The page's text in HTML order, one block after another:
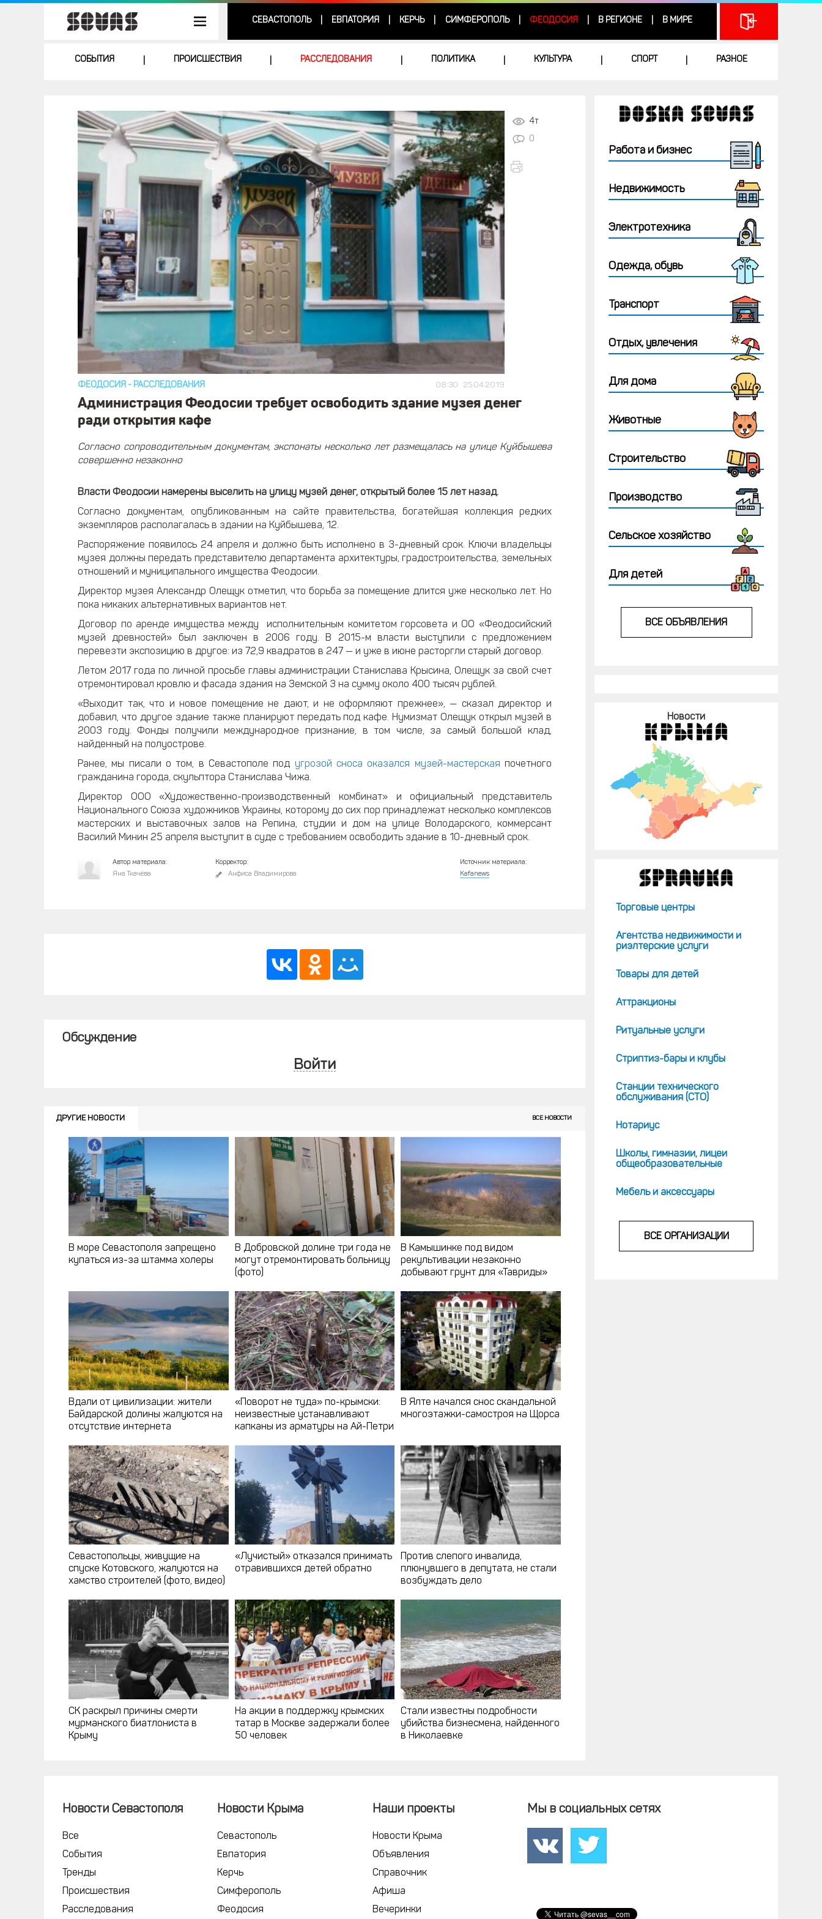
СЕВАСТОПОЛЬ ЕВПАТОРИЯ КЕРЧЬ СИМФЕРОПОЛЬ ФЕОДОСИЯ В РЕГИОНЕ В МИРЕ
СОБЫТИЯ ПРОИСШЕСТВИЯ РАССЛЕДОВАНИЯ ПОЛИТИКА КУЛЬТУРА СПОРТ РАЗНОЕ
08:30 25.04.2019
ФЕОДОСИЯ - РАССЛЕДОВАНИЯ
4т
0
Администрация Феодосии требует освободить здание музея денег
ради открытия кафе
Согласно сопроводительным документам, экспонаты несколько лет размещалась на улице Куйбышева
совершенно незаконно
Власти Феодосии намерены выселить на улицу музей денег, открытый более 15 лет назад.
Согласно документам, опубликованным на сайте правительства, богатейшая коллекция редких
экземпляров располагалась в здании на Куйбышева, 12.
Распоряжение появилось 24 апреля и должно быть исполнено в 3-дневный срок. Ключи владельцы
музея должны передать представителю департамента архитектуры, градостроительства, земельных
отношений и муниципального имущества Феодосии.
Директор музея Александр Олещук отметил, что борьба за помещение длится уже несколько лет. Но
пока никаких альтернативных вариантов нет.
Договор по аренде имущества между исполнительным комитетом горсовета и ОО «Феодосийский
музей древностей» был заключен в 2006 году. В 2015-м власти выступили с предложением
перевезти экспозицию в другое: из 72,9 квадратов в 247 — и уже в июне расторгли старый договор.
Летом 2017 года по личной просьбе главы администрации Станислава Крысина, Олещук за свой счет
отремонтировал кровлю и фасада здания на Земской 3 на сумму около 400 тысяч рублей.
«Выходит так, что и новое помещение не дают, и не оформляют прежнее», — сказал директор и
добавил, что другое здание также планируют передать под кафе. Нумизмат Олещук открыл музей в
2003 году. Фонды получили международное признание, в том числе, за самый большой клад,
найденный на полуострове.
Ранее, мы писали о том, в Севастополе под угрозой сноса оказался музей-мастерскаяпочетного
гражданина города, скульптора Станислава Чижа.
Директор ООО «Художественно-производственный комбинат» и официальный представитель
Национального Союза художников Украины, которому до сих пор принадлежат несколько комплексов
мастерских и выставочных залов на Репина, студии и дом на улице Володарского, коммерсант
Василий Минин 25 апреля выступит в суде с требованием освободить здание в 10-дневный срок.
Автор материала:
Яна Ткачёва
Корректор:
Анфиса Владимирова
Источник материала:
Kafanews
Обсуждение
Войти
В море Севастополя запрещено
купаться из-за штамма холеры
В Добровской долине три года не
могут отремонтировать больницу
(фото)
В Камышинке под видом
рекультивации незаконно
добывают грунт для «Тавриды»
Вдали от цивилизации: жители
Байдарской долины жалуются на
отсутствие интернета
«Поворот не туда» по-крымски:
неизвестные устанавливают
капканы из арматуры на Ай-Петри
В Ялте начался снос скандальной
многоэтажки-самостроя на Щорса
Севастопольцы, живущие на
спуске Котовского, жалуются на
хамство строителей (фото, видео)
«Лучистый» отказался принимать
отравившихся детей обратно
Против слепого инвалида,
плюнувшего в депутата, не стали
возбуждать дело
СК раскрыл причины смерти
мурманского биатлониста в
Крыму
На акции в поддержку крымских
татар в Москве задержали более
50 человек
Стали известны подробности
убийства бизнесмена, найденного
в Николаевке
ДРУГИЕ НОВОСТИ ВСЕ НОВОСТИ
Работа и бизнес
Недвижимость
Электротехника
Одежда, обувь
Транспорт
Отдых, увлечения
Для дома
Животные
Строительство
Производство
Сельское хозяйство
Для детей
ВСЕ ОБЪЯВЛЕНИЯ
Новости
Торговые центры
Агентства недвижимости и
риэлтерские услуги
Товары для детей
Аттракционы
Ритуальные услуги
Стриптиз-бары и клубы
Станции технического
обслуживания (СТО)
Нотариус
Школы, гимназии, лицеи
общеобразовательные
Мебель и аксессуары
ВСЕ ОРГАНИЗАЦИИ
Новости Севастополя
Все
События
Тренды
Происшествия
Расследования
Новости Крыма
Севастополь
Евпатория
Керчь
Симферополь
Феодосия
Наши проекты
Новости Крыма
Объявления
Справочник
Афиша
Вечеринки
Мы в социальных сетях